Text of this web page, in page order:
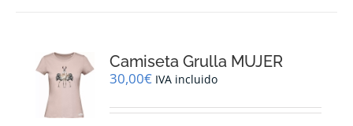
se
pueden
en
Camiseta Grulla MUJER
30,00€ IVA incluido